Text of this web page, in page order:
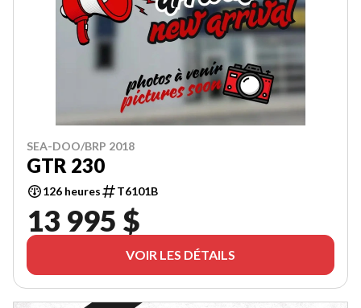
SEA-DOO/BRP 2018
GTR 230
126 heures T6101B
13 995 $
VOIR LES DÉTAILS